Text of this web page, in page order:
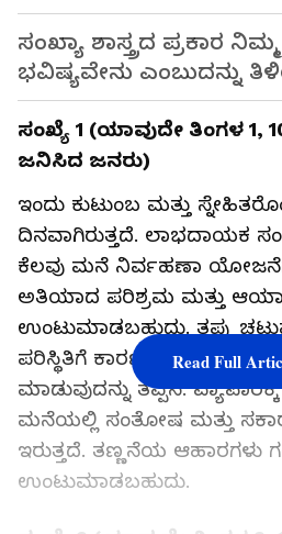
ಸಂಖ್ಯಾ ಶಾಸ್ತ್ರದ ಪ್ರಕಾರ
ಭವಿಷ್ಯವೇನು ಎಂಬುದನ್ನು
ಸಂಖ್ಯೆ 1 (ಯಾವುದೇ ತಿಂಗಳ 1,
ಜನಿಸಿದ ಜನರು)
ಇಂದು ಕುಟುಂಬ ಮತ್ತು
ದಿನವಾಗಿರುತ್ತದೆ. ಲಾಭದಾಯಕ
ಕೆಲವು ಮನೆ ನಿರ್ವಹಣಾ
ಅತಿಯಾದ ಪರಿಶ್ರಮ ಮತ್ತು
ಉಂಟುಮಾಡಬಹುದು. ತಪ್ಪು
ಪರಿಸ್ಥಿತಿಗೆ ಕಾರಣವಾಗಬಹುದು.
ಮಾಡುವುದನ್ನು ತಪ್ಪಿಸಿ.
ಮನೆಯಲ್ಲಿ ಸಂತೋಷ ಮತ್ತು
ಇರುತ್ತದೆ. ತಣ್ಣನೆಯ ಆಹಾರಗಳು
ಉಂಟುಮಾಡಬಹುದು.
Read Full